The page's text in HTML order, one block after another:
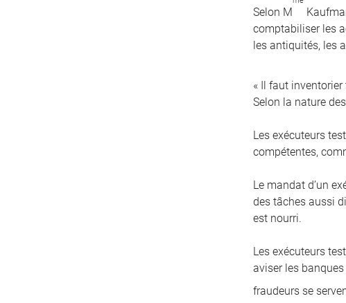
Selon M
comptabiliser les
les antiquités, les
« Il faut inventorier
Selon la nature
Les exécuteurs
compétentes,
Le mandat d’un
des tâches aussi
est nourri.
Les exécuteurs
aviser les
fraudeurs se